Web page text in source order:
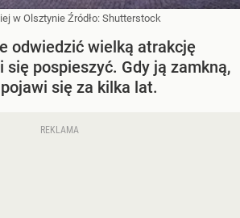
w Olsztynie Źródło: Shutterstock
odwiedzić wielką atrakcję
się pospieszyć. Gdy ją zamkną,
się za kilka lat.